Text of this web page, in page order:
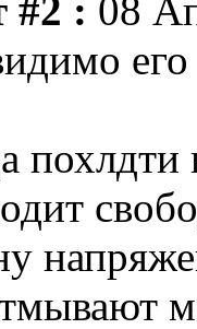
#2 : 08
похлдти